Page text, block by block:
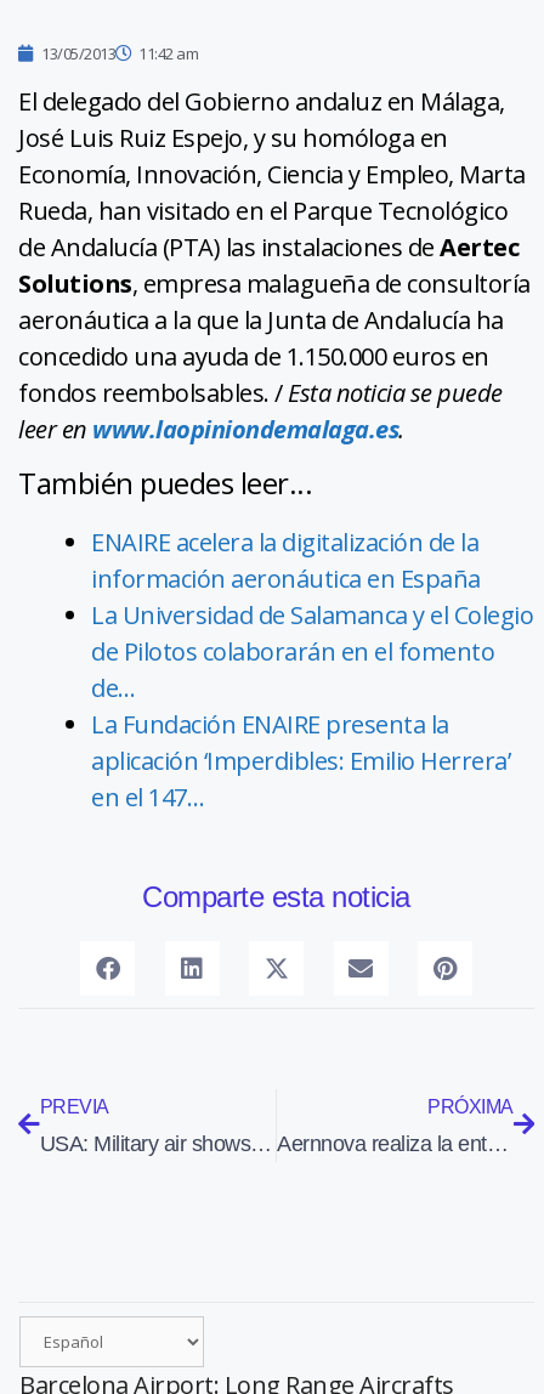
13/05/2013 11:42 am
El delegado del Gobierno andaluz en Málaga,
José Luis Ruiz Espejo, y su homóloga en
Economía, Innovación, Ciencia y Empleo, Marta
Rueda, han visitado en el Parque Tecnológico
de Andalucía (PTA) las instalaciones deAertec
Solutions, empresa malagueña de consultoría
aeronáutica a la que la Junta de Andalucía ha
concedido una ayuda de 1.150.000 euros en
fondos reembolsables. /Esta noticia se puede
leer en www.laopiniondemalaga.es.
También puedes leer...
ENAIRE acelera la digitalización de la
información aeronáutica en España
La Universidad de Salamanca y el Colegio
de Pilotos colaborarán en el fomento
de…
La Fundación ENAIRE presenta la
aplicación ‘Imperdibles: Emilio Herrera’
en el 147…
Comparte esta noticia
PREVIA
USA: Military air shows cancelled after sequestration budget cuts
PRÓXIMA
Aernnova realiza la entrega del avión 1.000 de los E-Jets de Embraer
Barcelona Airport: Long Range Aircrafts